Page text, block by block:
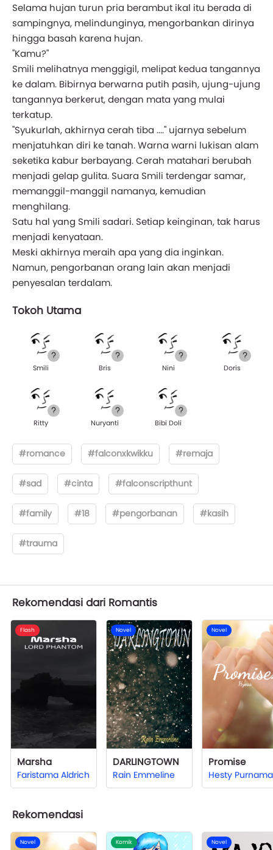
Selama hujan turun pria berambut ikal itu berada di
sampingnya, melindunginya, mengorbankan dirinya
hingga basah karena hujan.
"Kamu?"
Smili melihatnya menggigil, melipat kedua tangannya
ke dalam. Bibirnya berwarna putih pasih, ujung-ujung
tangannya berkerut, dengan mata yang mulai
terkatup.
"Syukurlah, akhirnya cerah tiba ...." ujarnya sebelum
menjatuhkan diri ke tanah. Warna warni lukisan alam
seketika kabur berbayang. Cerah matahari berubah
menjadi gelap gulita. Suara Smili terdengar samar,
memanggil-manggil namanya, kemudian
menghilang.
Satu hal yang Smili sadari. Setiap keinginan, tak harus
menjadi kenyataan.
Meski akhirnya meraih apa yang dia inginkan.
Namun, pengorbanan orang lain akan menjadi
penyesalan terdalam.
Tokoh Utama
Smili Bris Nini Doris
Ritty Nuryanti Bibi Doli
#romance #falconxkwikku #remaja
#sad #cinta #falconscripthunt
#family #18 #pengorbanan #kasih
#trauma
Rekomendasi dari Romantis
Flash
Marsha
Faristama Aldrich
Novel
DARLINGTOWN
Rain Emmeline
Novel
Promise
Rekomendasi
Novel Komik Novel